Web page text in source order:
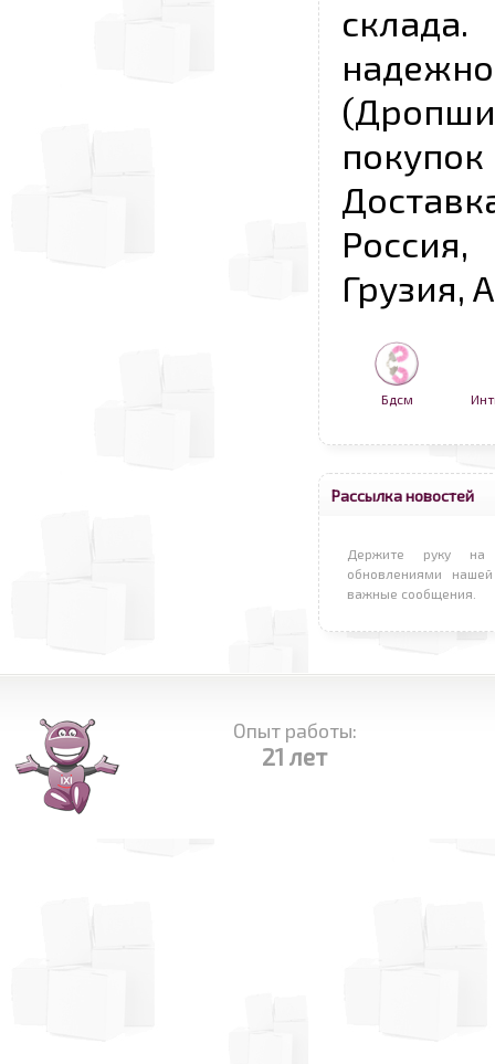
Грузия,
Бдсм
Рассылка новостей
Держите руку на
обновлениями
важные сообщения.
Опыт работы:
21 лет